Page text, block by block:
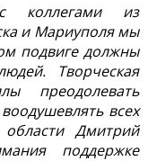
коллегами из
и Мариуполя мы
подвиге должны
Творческая
преодолевать
всех
области Дмитрий
поддержке